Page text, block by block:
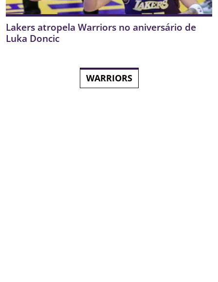
Lakers atropela Warriors no aniversário de
Luka Doncic
WARRIORS